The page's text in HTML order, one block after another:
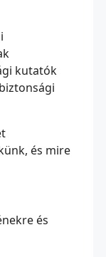
kutatók
és mire
és